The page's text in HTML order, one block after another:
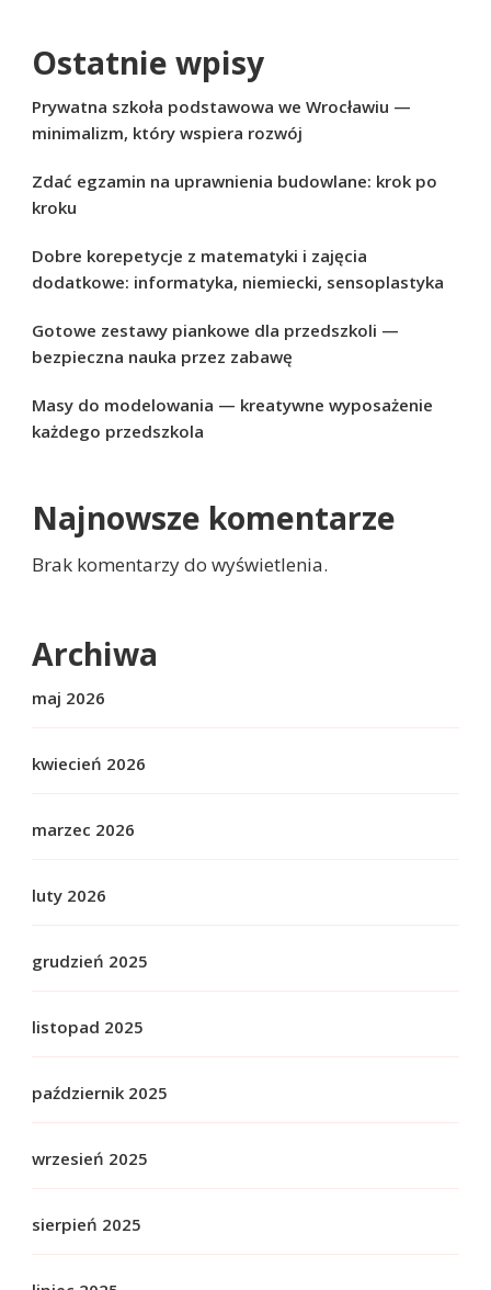
Ostatnie wpisy
Prywatna szkoła podstawowa we Wrocławiu —
minimalizm, który wspiera rozwój
Zdać egzamin na uprawnienia budowlane: krok po
kroku
Dobre korepetycje z matematyki i zajęcia
dodatkowe: informatyka, niemiecki, sensoplastyka
Gotowe zestawy piankowe dla przedszkoli —
bezpieczna nauka przez zabawę
Masy do modelowania — kreatywne wyposażenie
każdego przedszkola
Najnowsze komentarze
Brak komentarzy do wyświetlenia.
Archiwa
maj 2026
kwiecień 2026
marzec 2026
luty 2026
grudzień 2025
listopad 2025
październik 2025
wrzesień 2025
sierpień 2025